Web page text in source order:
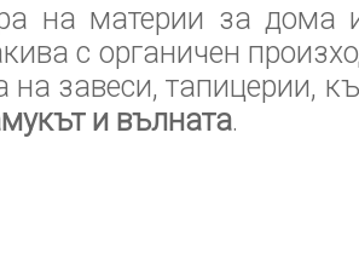
на материи за дома
с органичен
на завеси, тапицерии,
и вълната.